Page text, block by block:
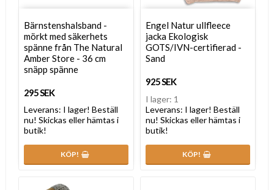
Bärnstenshalsband -
mörkt med säkerhets
spänne från The Natural
Amber Store - 36 cm
snäpp spänne
295 SEK
Leverans: I lager! Beställ
nu! Skickas eller hämtas i
butik!
KÖP!
Engel Natur ullfleece
jacka Ekologisk
GOTS/IVN-certifierad -
Sand
925 SEK
I lager: 1
Leverans: I lager! Beställ
nu! Skickas eller hämtas i
butik!
KÖP!